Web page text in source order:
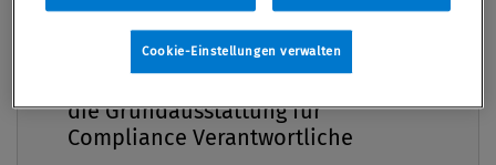
Hintergrund Art 8a stellt EU-Gesellschaften mit
Herausforderungen. Hält eine EU-Gesellschaft 50 %
oder mehr an einer Gesellschaft in einem Drittstaat
Compliance Praxis Premium
die Grundausstattung für
Compliance Verantwortliche
Cookie-Einstellungen verwalten